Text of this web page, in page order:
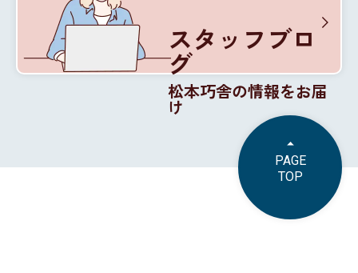
スタッフブロ
グ
松本巧舎の情報をお届
け
PAGE
TOP